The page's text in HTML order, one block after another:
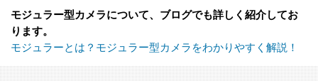
モジュラー型カメラについて、ブログでも詳しく紹介してお
ります。
モジュラーとは？モジュラー型カメラをわかりやすく解説！